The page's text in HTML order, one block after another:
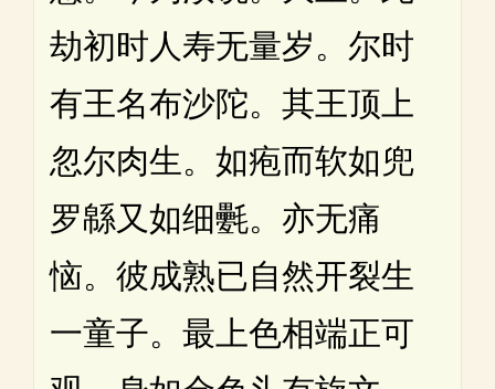
劫初时人寿无量岁。尔时
有王名布沙陀。其王顶上
忽尔肉生。如疱而软如兜
罗緜又如细氎。亦无痛
恼。彼成熟已自然开裂生
一童子。最上色相端正可